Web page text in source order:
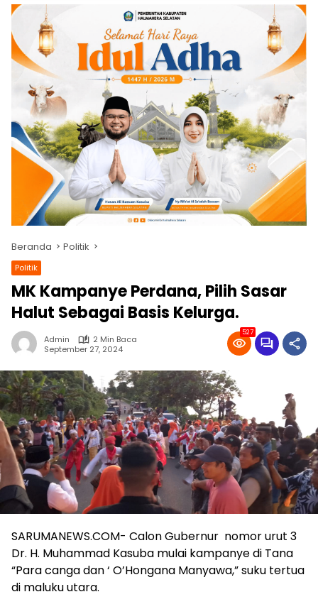
Beranda Politik
Politik
MK Kampanye Perdana, Pilih Sasar
Halut Sebagai Basis Kelurga.
Admin
2 Min Baca
September 27, 2024
527
SARUMANEWS.COM- Calon Gubernur nomor urut 3
Dr. H. Muhammad Kasuba mulai kampanye di Tana
“Para canga dan ‘ O’Hongana Manyawa,” suku tertua
di maluku utara.